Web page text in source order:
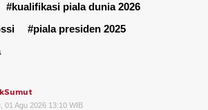
#kualifikasi piala dunia 2026
#piala presiden 2025
01 Agu 2026 13:10 WIB